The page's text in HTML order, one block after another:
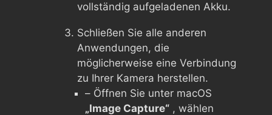
vollständig aufgeladenen Akku.
Schließen Sie alle anderen
Anwendungen, die
möglicherweise eine Verbindung
zu Ihrer Kamera herstellen.
– Öffnen Sie unter macOS
„Image Capture“ , wählen